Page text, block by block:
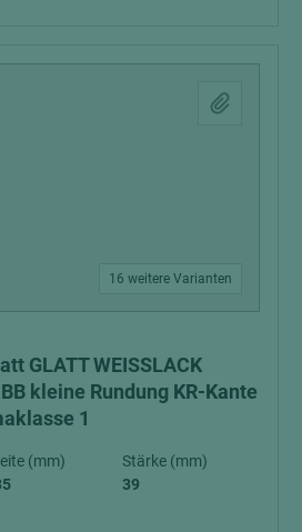
16 weitere Varianten
GLATT WEISSLACK
kleine Rundung KR-Kante
1
(mm)
Stärke (mm)
39